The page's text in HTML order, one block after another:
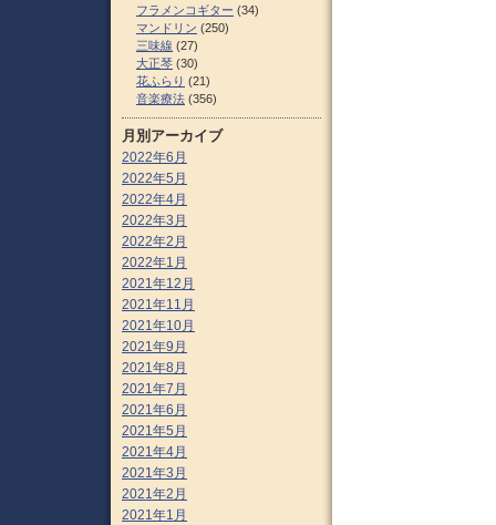
フラメンコギター (34)
マンドリン (250)
三味線 (27)
大正琴 (30)
花ふらり (21)
音楽療法 (356)
月別アーカイブ
2022年6月
2022年5月
2022年4月
2022年3月
2022年2月
2022年1月
2021年12月
2021年11月
2021年10月
2021年9月
2021年8月
2021年7月
2021年6月
2021年5月
2021年4月
2021年3月
2021年2月
2021年1月